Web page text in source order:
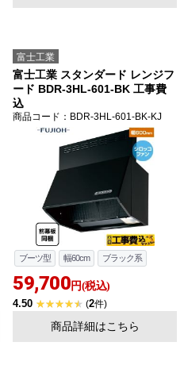
富士工業
富士工業 スタンダード レンジフ
ード BDR-3HL-601-BK 工事費
込
商品コード ：BDR-3HL-601-BK-KJ
ブーツ型 幅60cm ブラック系
59,700円(税込)
4.50 (2件)
商品詳細はこちら